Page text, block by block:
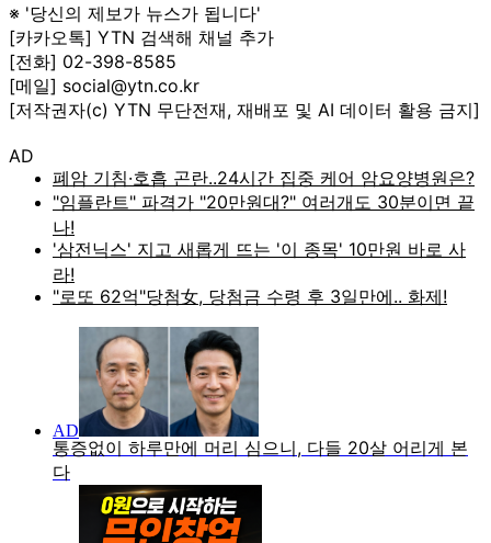
※ '당신의 제보가 뉴스가 됩니다'
[카카오톡] YTN 검색해 채널 추가
[전화] 02-398-8585
[메일] social@ytn.co.kr
[저작권자(c) YTN 무단전재, 재배포 및 AI 데이터 활용 금지]
AD